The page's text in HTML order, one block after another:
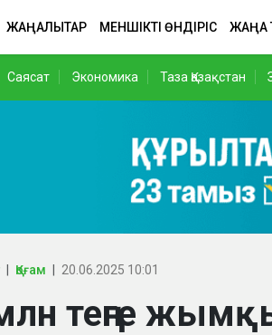
ЖАҢАЛЫҚТАР МЕНШІКТІ ӨНДІРІС ЖАҢА
Саясат Экономика Таза Қазақстан
Қоғам 20.06.2025 10:01
теңге